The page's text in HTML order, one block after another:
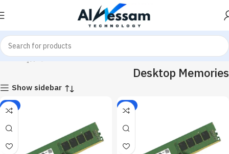
Home ميموري - Memories Desktop Memories
Desktop Memories
Show sidebar
-3% -3%